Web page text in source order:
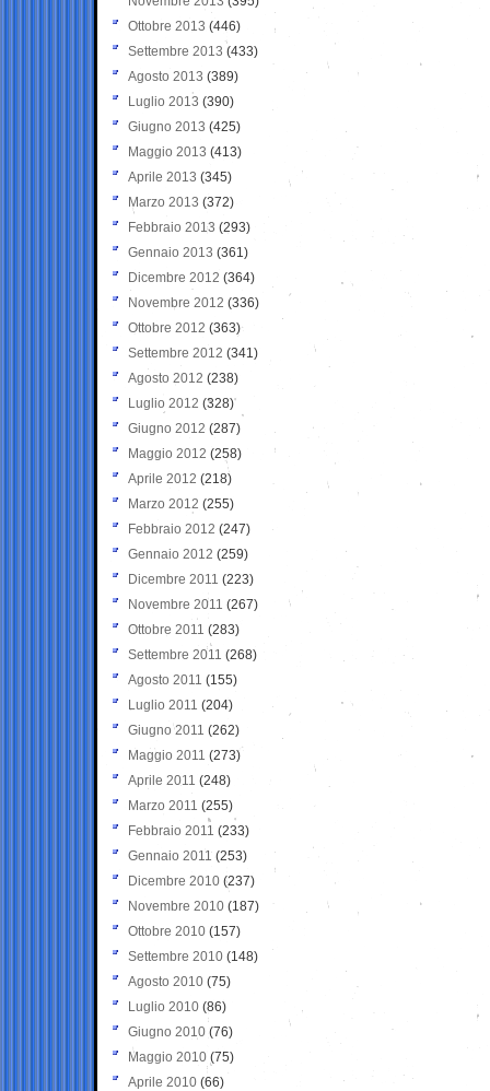
Ottobre 2013 (446)
Settembre 2013 (433)
Agosto 2013 (389)
Luglio 2013 (390)
Giugno 2013 (425)
Maggio 2013 (413)
Aprile 2013 (345)
Marzo 2013 (372)
Febbraio 2013 (293)
Gennaio 2013 (361)
Dicembre 2012 (364)
Novembre 2012 (336)
Ottobre 2012 (363)
Settembre 2012 (341)
Agosto 2012 (238)
Luglio 2012 (328)
Giugno 2012 (287)
Maggio 2012 (258)
Aprile 2012 (218)
Marzo 2012 (255)
Febbraio 2012 (247)
Gennaio 2012 (259)
Dicembre 2011 (223)
Novembre 2011 (267)
Ottobre 2011 (283)
Settembre 2011 (268)
Agosto 2011 (155)
Luglio 2011 (204)
Giugno 2011 (262)
Maggio 2011 (273)
Aprile 2011 (248)
Marzo 2011 (255)
Febbraio 2011 (233)
Gennaio 2011 (253)
Dicembre 2010 (237)
Novembre 2010 (187)
Ottobre 2010 (157)
Settembre 2010 (148)
Agosto 2010 (75)
Luglio 2010 (86)
Giugno 2010 (76)
Maggio 2010 (75)
Aprile 2010 (66)